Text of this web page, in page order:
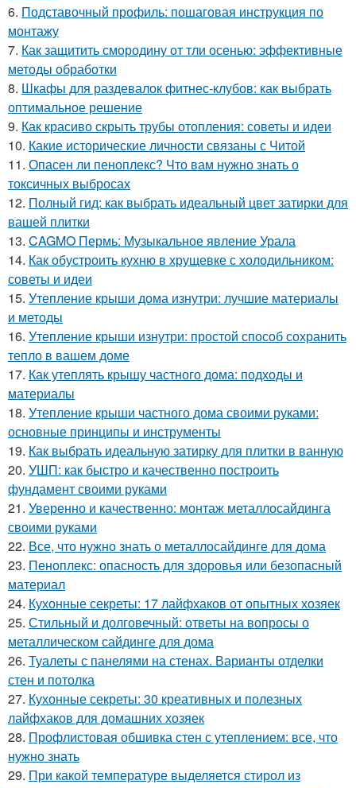
6. Подставочный профиль: пошаговая инструкция по
монтажу
7. Как защитить смородину от тли осенью: эффективные
методы обработки
8. Шкафы для раздевалок фитнес-клубов: как выбрать
оптимальное решение
9. Как красиво скрыть трубы отопления: советы и идеи
10. Какие исторические личности связаны с Читой
11. Опасен ли пеноплекс? Что вам нужно знать о
токсичных выбросах
12. Полный гид: как выбрать идеальный цвет затирки для
вашей плитки
13. CAGMO Пермь: Музыкальное явление Урала
14. Как обустроить кухню в хрущевке с холодильником:
советы и идеи
15. Утепление крыши дома изнутри: лучшие материалы
и методы
16. Утепление крыши изнутри: простой способ сохранить
тепло в вашем доме
17. Как утеплять крышу частного дома: подходы и
материалы
18. Утепление крыши частного дома своими руками:
основные принципы и инструменты
19. Как выбрать идеальную затирку для плитки в ванную
20. УШП: как быстро и качественно построить
фундамент своими руками
21. Уверенно и качественно: монтаж металлосайдинга
своими руками
22. Все, что нужно знать о металлосайдинге для дома
23. Пеноплекс: опасность для здоровья или безопасный
материал
24. Кухонные секреты: 17 лайфхаков от опытных хозяек
25. Стильный и долговечный: ответы на вопросы о
металлическом сайдинге для дома
26. Туалеты с панелями на стенах. Варианты отделки
стен и потолка
27. Кухонные секреты: 30 креативных и полезных
лайфхаков для домашних хозяек
28. Профлистовая обшивка стен с утеплением: все, что
нужно знать
29. При какой температуре выделяется стирол из